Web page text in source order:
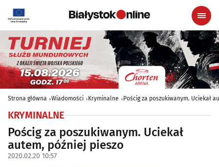
Strona główna Wiadomości Kryminalne Pościg za poszukiwanym. Uciekał
KRYMINALNE
Pościg za poszukiwanym. Uciekał
autem, później pieszo
2020.02.20 10:57